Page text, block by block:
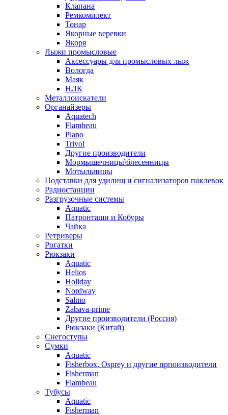
Клапана
Ремкомплект
Тонар
Якорные веревки
Якоря
Лыжи промысловые
Аксессуары для промысловых лыж
Вологда
Маяк
НЛК
Металлоискатели
Органайзеры
Aquatech
Flambeau
Plano
Trivol
Другие производители
Мормышечницы\блесенницы
Мотыльницы
Подставки для удилищ и сигнализаторов поклевок
Радиостанции
Разгрузочные системы
Aquatic
Патронташи и Кобуры
Чайка
Ретриверы
Рогатки
Рюкзаки
Aquatic
Helios
Holiday
Nordway
Salmo
Zabava-prime
Другие производители (Россия)
Рюкзаки (Китай)
Снегоступы
Сумки
Aquatic
Fisherbox, Osprey и другие прпоизводители
Fisherman
Flambeau
Тубусы
Aquatic
Fisherman